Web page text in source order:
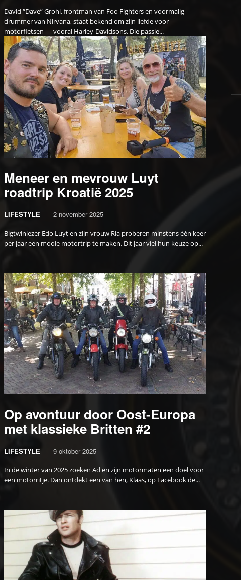
David “Dave” Grohl, frontman van Foo Fighters en voormalig
drummer van Nirvana, staat bekend om zijn liefde voor
motorfietsen — vooral Harley-Davidsons. Die passie...
Meneer en mevrouw Luyt
roadtrip Kroatië 2025
LIFESTYLE 2 november 2025
Bigtwinlezer Edo Luyt en zijn vrouw Ria proberen minstens één keer
per jaar een mooie motortrip te maken. Dit jaar viel hun keuze op...
Op avontuur door Oost-Europa
met klassieke Britten #2
LIFESTYLE 9 oktober 2025
In de winter van 2025 zoeken Ad en zijn motormaten een doel voor
een motorritje. Dan ontdekt een van hen, Klaas, op Facebook de...